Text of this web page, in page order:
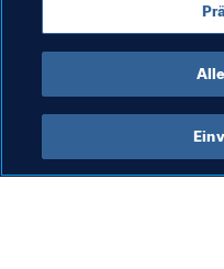
Cabo Verde